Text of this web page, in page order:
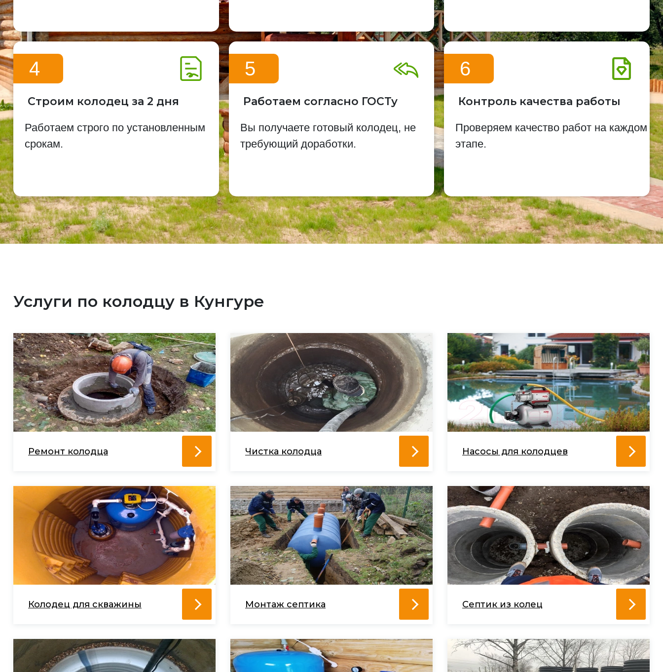
4
Строим колодец за 2 дня
Работаем строго по установленным
срокам.
5
Работаем согласно ГОСТу
Вы получаете готовый колодец, не
требующий доработки.
6
Контроль качества работы
Проверяем качество работ на каждом
этапе.
Услуги по колодцу в Кунгуре
Ремонт колодца Чистка колодца Насосы для колодцев
Колодец для скважины Монтаж септика Септик из колец